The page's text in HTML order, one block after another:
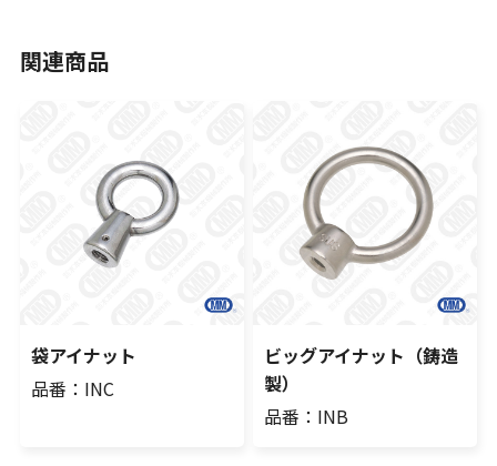
関連商品
袋アイナット
品番：INC
ビッグアイナット（鋳造
製）
品番：INB